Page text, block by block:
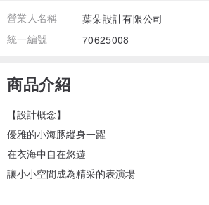
營業人名稱
葉朵設計有限公司
統一編號
70625008
商品介紹
【設計概念】
優雅的小海豚縱身一躍
在衣海中自在悠遊
讓小小空間成為精采的表演場